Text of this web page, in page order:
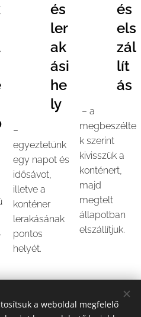
és
ler
ak
ási
he
ly
–
egyeztetünk
egy napot és
idősávot,
illetve a
konténer
lerakásának
pontos
helyét.
és
els
zál
lít
ás
– a
megbeszélte
k szerint
kivisszük a
konténert,
majd
megtelt
állapotban
elszállítjuk.
a weboldal megfelelő